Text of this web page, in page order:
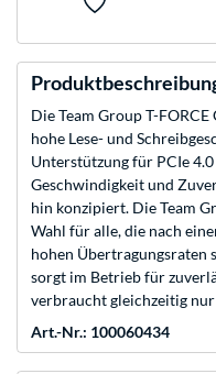
Die Team Group T-
hohe Lese- und
Unterstützung für PCIe
Geschwindigkeit und
hin konzipiert. Die Team
Wahl für alle, die nach
hohen Übertragungsraten
sorgt im Betrieb für
verbraucht gleichzeitig
Art.-Nr.: 100060434